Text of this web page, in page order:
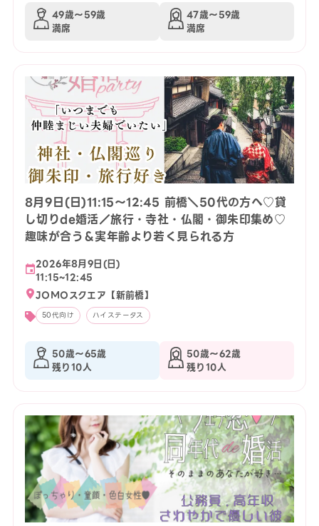
49歳〜59歳
満席
47歳〜59歳
満席
8月9日(日)11:15〜12:45 前橋＼50代の方へ♡貸
し切りde婚活／旅行・寺社・仏閣・御朱印集め♡
趣味が合う＆実年齢より若く見られる方
2026年8月9日(日)
11:15~12:45
JOMOスクエア【新前橋】
50代向け ハイステータス
50歳〜65歳
残り10人
50歳〜62歳
残り10人